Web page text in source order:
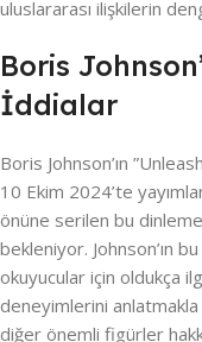
uluslararası ilişkilerin
Boris
İddialar
Boris Johnson’ın
10 Ekim 2024’te
önüne serilen bu dinleme
bekleniyor. Johnson’ın
okuyucular için oldukça
deneyimlerini anlatmakla
diğer önemli figürler